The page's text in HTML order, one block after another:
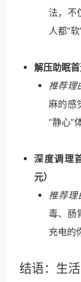
法，不
人都“
解压助眠
推荐理
麻的感
“静心”
深度调理
元）
推荐理
毒、肠
充电的
结语：生